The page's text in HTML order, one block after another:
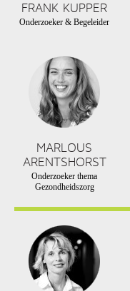
FRANK KUPPER
Onderzoeker & Begeleider
MARLOUS
ARENTSHORST
Onderzoeker thema
Gezondheidszorg